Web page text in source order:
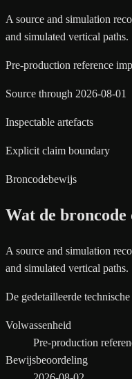
A source and simulation
and simulated vertical paths.
Pre-production reference
Source through 2026-08-01
Inspectable artefacts
Explicit claim boundary
Broncodebewijs
Wat de
A source and simulation
and simulated vertical paths.
De gedetailleerde
Volwassenheid
Pre-production
Bewijsbeoordeling